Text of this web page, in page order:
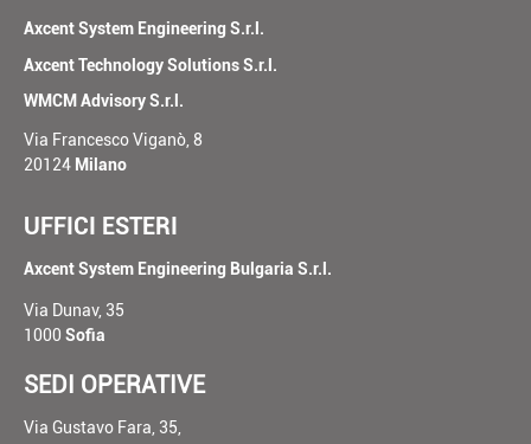
Axcent System Engineering S.r.l.
Axcent Technology Solutions S.r.l.
WMCM Advisory S.r.l.
Via Francesco Viganò, 8
20124 Milano
UFFICI ESTERI
Axcent System Engineering Bulgaria S.r.l.
Via Dunav, 35
1000 Sofia
SEDI OPERATIVE
Via Gustavo Fara, 35,